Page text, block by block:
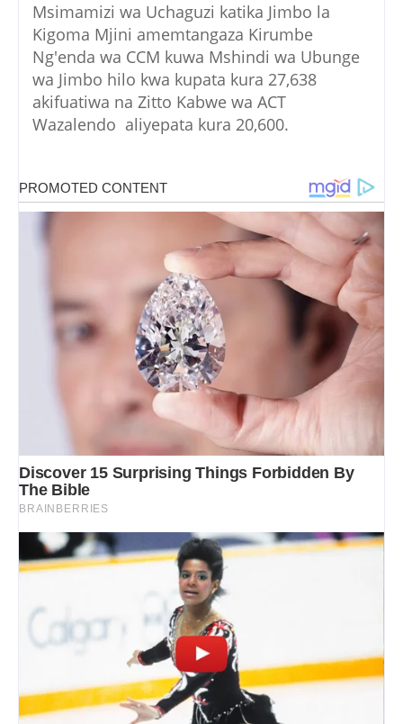
Msimamizi wa Uchaguzi katika Jimbo la
Kigoma Mjini amemtangaza Kirumbe
Ng'enda wa CCM kuwa Mshindi wa Ubunge
wa Jimbo hilo kwa kupata kura 27,638
akifuatiwa na Zitto Kabwe wa ACT
Wazalendo aliyepata kura 20,600.